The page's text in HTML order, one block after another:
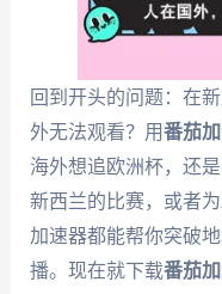
回到开头的问题：在
外无法观看？用番茄
海外想追欧洲杯，还
新西兰的比赛，或者
加速器都能帮你突破
播。现在就下载番茄